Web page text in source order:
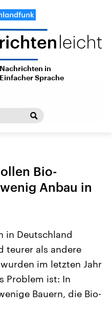
Nachrichten in
Einfacher Sprache
Bio-
Anbau in
in Deutschland
teurer als andere
im letzten Jahr
Problem ist: In
Bauern, die Bio-